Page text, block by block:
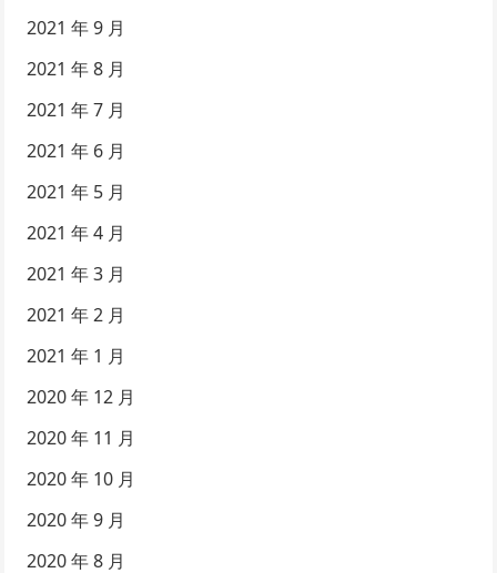
2021 年 9 月
2021 年 8 月
2021 年 7 月
2021 年 6 月
2021 年 5 月
2021 年 4 月
2021 年 3 月
2021 年 2 月
2021 年 1 月
2020 年 12 月
2020 年 11 月
2020 年 10 月
2020 年 9 月
2020 年 8 月